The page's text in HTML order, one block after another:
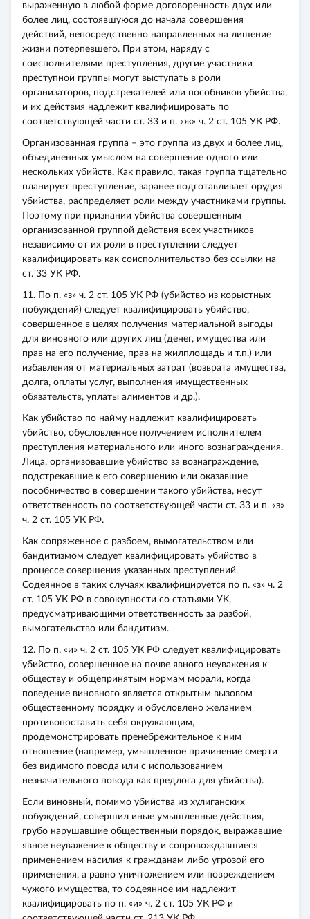
выраженную в любой форме договоренность двух или
более лиц, состоявшуюся до начала совершения
действий, непосредственно направленных на лишение
жизни потерпевшего. При этом, наряду с
соисполнителями преступления, другие участники
преступной группы могут выступать в роли
организаторов, подстрекателей или пособников убийства,
и их действия надлежит квалифицировать по
соответствующей части ст. 33 и п. «ж» ч. 2 ст. 105 УК РФ.
Организованная группа – это группа из двух и более лиц,
объединенных умыслом на совершение одного или
нескольких убийств. Как правило, такая группа тщательно
планирует преступление, заранее подготавливает орудия
убийства, распределяет роли между участниками группы.
Поэтому при признании убийства совершенным
организованной группой действия всех участников
независимо от их роли в преступлении следует
квалифицировать как соисполнительство без ссылки на
ст. 33 УК РФ.
11. По п. «з» ч. 2 ст. 105 УК РФ (убийство из корыстных
побуждений) следует квалифицировать убийство,
совершенное в целях получения материальной выгоды
для виновного или других лиц (денег, имущества или
прав на его получение, прав на жилплощадь и т.п.) или
избавления от материальных затрат (возврата имущества,
долга, оплаты услуг, выполнения имущественных
обязательств, уплаты алиментов и др.).
Как убийство по найму надлежит квалифицировать
убийство, обусловленное получением исполнителем
преступления материального или иного вознаграждения.
Лица, организовавшие убийство за вознаграждение,
подстрекавшие к его совершению или оказавшие
пособничество в совершении такого убийства, несут
ответственность по соответствующей части ст. 33 и п. «з»
ч. 2 ст. 105 УК РФ.
Как сопряженное с разбоем, вымогательством или
бандитизмом следует квалифицировать убийство в
процессе совершения указанных преступлений.
Содеянное в таких случаях квалифицируется по п. «з» ч. 2
ст. 105 УК РФ в совокупности со статьями УК,
предусматривающими ответственность за разбой,
вымогательство или бандитизм.
12. По п. «и» ч. 2 ст. 105 УК РФ следует квалифицировать
убийство, совершенное на почве явного неуважения к
обществу и общепринятым нормам морали, когда
поведение виновного является открытым вызовом
общественному порядку и обусловлено желанием
противопоставить себя окружающим,
продемонстрировать пренебрежительное к ним
отношение (например, умышленное причинение смерти
без видимого повода или с использованием
незначительного повода как предлога для убийства).
Если виновный, помимо убийства из хулиганских
побуждений, совершил иные умышленные действия,
грубо нарушавшие общественный порядок, выражавшие
явное неуважение к обществу и сопровождавшиеся
применением насилия к гражданам либо угрозой его
применения, а равно уничтожением или повреждением
чужого имущества, то содеянное им надлежит
квалифицировать по п. «и» ч. 2 ст. 105 УК РФ и